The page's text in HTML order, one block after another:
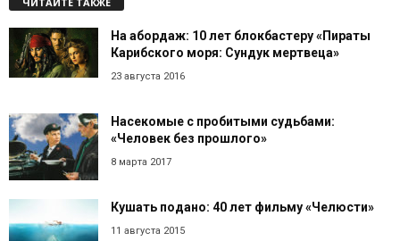
На абордаж: 10 лет блокбастеру «Пираты
Карибского моря: Сундук мертвеца»
23 августа 2016
Насекомые с пробитыми судьбами:
«Человек без прошлого»
8 марта 2017
Кушать подано: 40 лет фильму «Челюсти»
11 августа 2015